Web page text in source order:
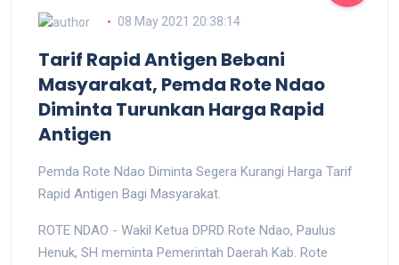
08 May 2021 20:38:14
Tarif Rapid Antigen Bebani
Masyarakat, Pemda Rote Ndao
Diminta Turunkan Harga Rapid
Antigen
Pemda Rote Ndao Diminta Segera Kurangi Harga Tarif
Rapid Antigen Bagi Masyarakat.
ROTE NDAO - Wakil Ketua DPRD Rote Ndao, Paulus
Henuk, SH meminta Pemerintah Daerah Kab. Rote